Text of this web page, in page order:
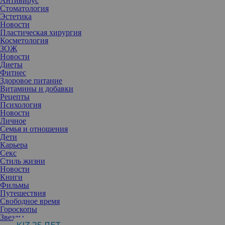
Стоматология
Эстетика
Новости
Пластическая хирургия
Косметология
ЗОЖ
Новости
Диеты
Фитнес
Здоровое питание
Витамины и добавки
Рецепты
Психология
Новости
Личное
Семья и отношения
Дети
Карьера
Секс
Стиль жизни
Новости
Книги
Фильмы
Путешествия
Свободное время
Гороскопы
Звезды
Ретинол — один из главных ингредиентов в борьбе за
молодость кожи. Производные витамина А являются основой
большинства омолаживающих сывороток, а теперь содержатся и
в кремах для тела.
Единственная форма витамина А, которая усваивается клетками
кожи — это ретиноевая кислота. В продуктах ухода, как
правило, используется ее производная — ретинол, которая в 10-
20 раз слабее «оригинала». Недавно его стали включать и в
составы омолаживающих средств для тела.